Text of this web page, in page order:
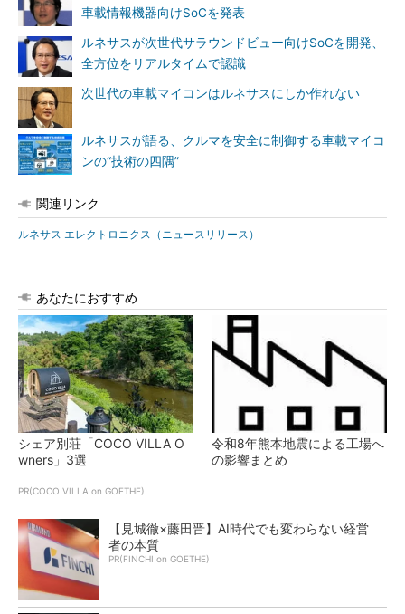
車載情報機器向けSoCを発表
ルネサスが次世代サラウンドビュー向けSoCを開発、
全方位をリアルタイムで認識
次世代の車載マイコンはルネサスにしか作れない
ルネサスが語る、クルマを安全に制御する車載マイコ
ンの“技術の四隅”
関連リンク
ルネサス エレクトロニクス（ニュースリリース）
あなたにおすすめ
シェア別荘「COCO VILLA O
wners」3選
PR(COCO VILLA on GOETHE)
令和8年熊本地震による工場へ
の影響まとめ
【見城徹×藤田晋】AI時代でも変わらない経営
者の本質
PR(FINCHI on GOETHE)